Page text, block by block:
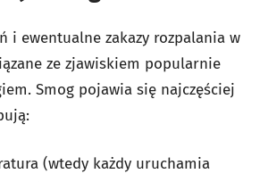
i ewentualne zakazy rozpalania w
ze zjawiskiem popularnie
Smog pojawia się najczęściej
(wtedy każdy uruchamia